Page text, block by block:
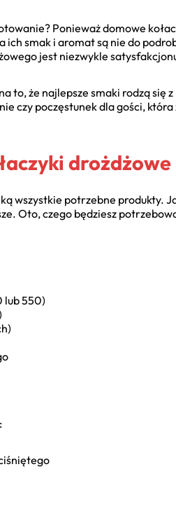
Ponieważ domowe
smak i aromat są nie do
jest niezwykle
to, że najlepsze smaki rodzą
czy poczęstunek dla gości,
wszystkie potrzebne produkty.
Oto, czego będziesz
lub 550)